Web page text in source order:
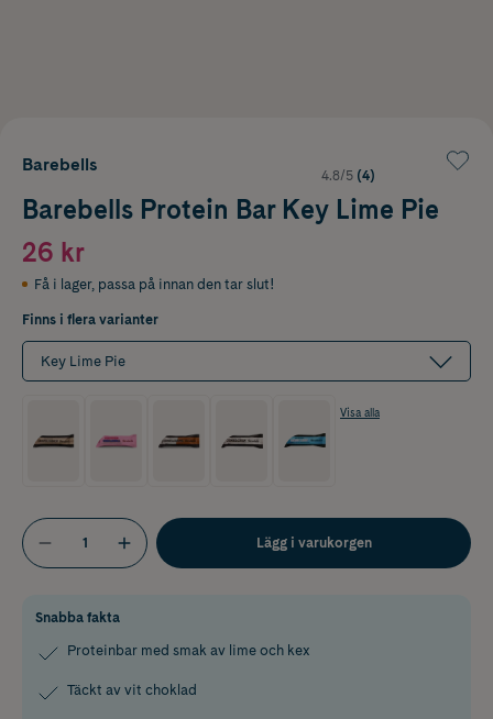
Barebells
4.8/5 (4)
Barebells Protein Bar Key Lime Pie
26 kr
Få i lager, passa på innan den tar slut!
Finns i flera varianter
Key Lime Pie
Visa alla
Lägg i varukorgen
Snabba fakta
Proteinbar med smak av lime och kex
Täckt av vit choklad